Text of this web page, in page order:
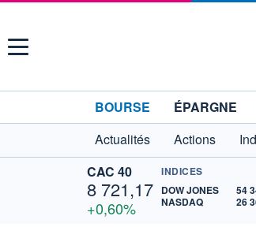
Menu
BOURSE ÉPARGNE
Actualités
Actions
CAC 40
8 721,17
+0,60%
INDICES
DOW JONES
NASDAQ